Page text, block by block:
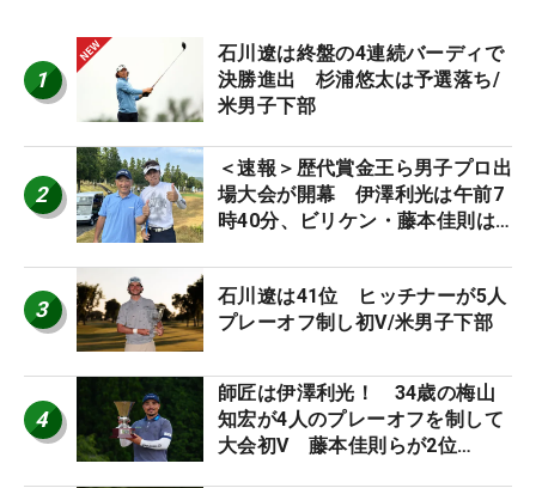
1
石川遼は終盤の4連続バーディで
決勝進出 杉浦悠太は予選落ち/
米男子下部
2
＜速報＞歴代賞金王ら男子プロ出
場大会が開幕 伊澤利光は午前7
時40分、ビリケン・藤本佳則は
STAGE JOYX OPEN】
3
石川遼は41位 ヒッチナーが5人
プレーオフ制し初V/米男子下部
4
師匠は伊澤利光！ 34歳の梅山
知宏が4人のプレーオフを制して
大会初V 藤本佳則らが2位